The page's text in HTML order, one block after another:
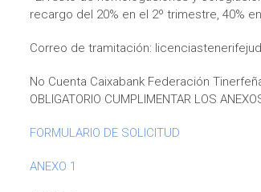
recargo del 20% en el 2º trimestre, 40%
Correo de tramitación:
No Cuenta Caixabank Federación
OBLIGATORIO CUMPLIMENTAR LOS
FORMULARIO DE SOLICITUD
ANEXO 1